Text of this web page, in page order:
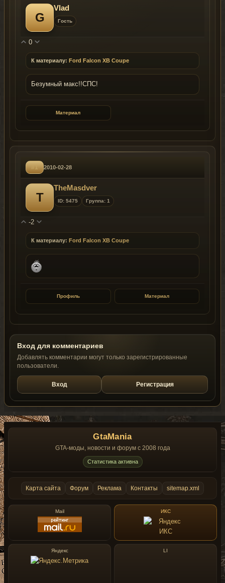
G
Vlad
Гость
0
К материалу: Ford Falcon XB Coupe
Безумный макс!!СПС!
Материал
#1 2010-02-28
T
TheMasdver
ID: 5475 Группа: 1
-2
К материалу: Ford Falcon XB Coupe
Профиль Материал
Вход для комментариев
Добавлять комментарии могут только зарегистрированные
пользователи.
Вход Регистрация
GtaMania
GTA-моды, новости и форум с 2008 года
Статистика активна
Карта сайта Форум Реклама Контакты sitemap.xml
Mail ИКС
Яндекс LI